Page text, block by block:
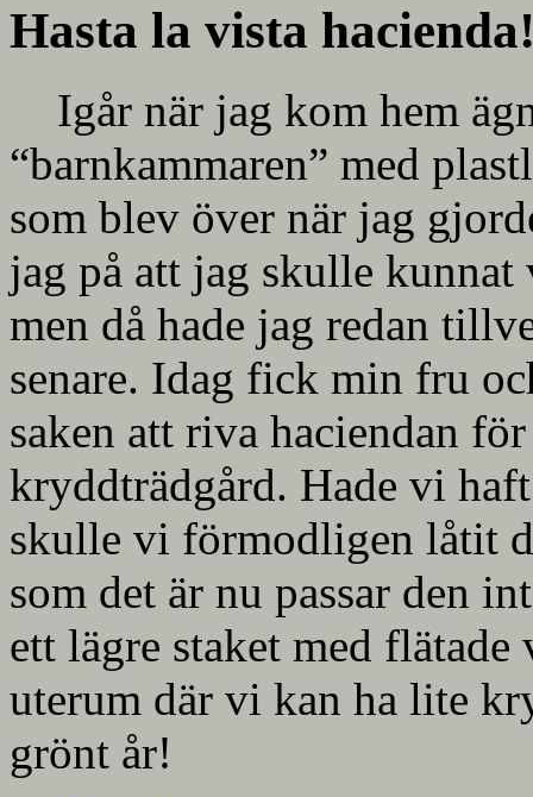
Hasta la vista
Igår när jag kom hem
“barnkammaren” med
som blev över när jag
jag på att jag skulle
men då hade jag redan
senare. Idag fick min fru
saken att riva haciendan
kryddträdgård. Hade vi
skulle vi förmodligen låtit
som det är nu passar den
ett lägre staket med
uterum där vi kan ha lite
grönt år!